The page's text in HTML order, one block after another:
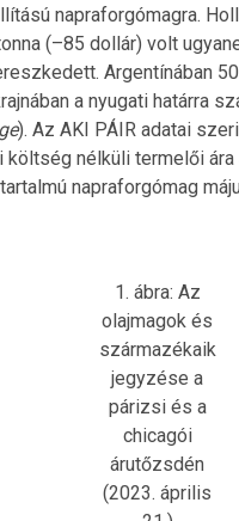
napraforgómagra.
(–85 dollár) volt
Argentínában
a nyugati határra
). Az AKI PÁIR adatai
nélküli termelői
napraforgómag
1. ábra: Az
olajmagok és
származékaik
jegyzése a
párizsi és a
chicagói
árutőzsdén
(2023. április